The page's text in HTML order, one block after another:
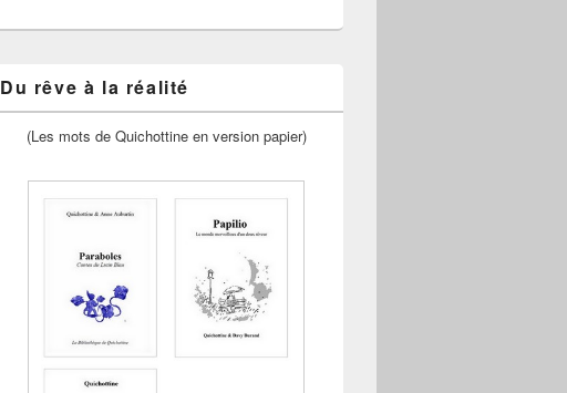
Du rêve à la réalité
(Les mots de Quichottine en version papier)